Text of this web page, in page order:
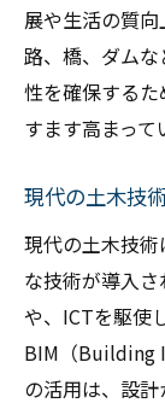
展や生活の質
路、橋、ダム
性を確保する
すます高まって
現代の土木技
現代の土木技
な技術が導入
や、ICTを駆使
BIM（Building
の活用は、設